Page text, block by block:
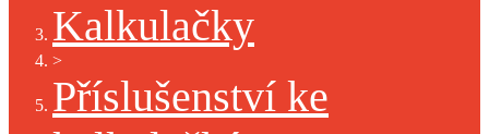
Kalkulačky
>
Příslušenství ke